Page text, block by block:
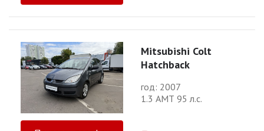
Mitsubishi Colt
Hatchback
год: 2007
1.3 АМТ 95 л.с.